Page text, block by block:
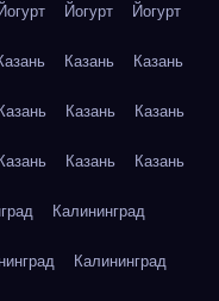
Йогурт Йогурт Йогурт
Казань Казань
Казань Казань Казань
Казань Казань Казань
Калининград
Калининград